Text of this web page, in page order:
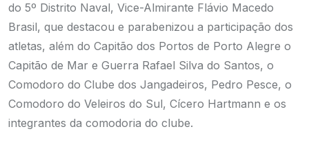
do 5º Distrito Naval, Vice-Almirante Flávio Macedo
Brasil, que destacou e parabenizou a participação dos
atletas, além do Capitão dos Portos de Porto Alegre o
Capitão de Mar e Guerra Rafael Silva do Santos, o
Comodoro do Clube dos Jangadeiros, Pedro Pesce, o
Comodoro do Veleiros do Sul, Cícero Hartmann e os
integrantes da comodoria do clube.